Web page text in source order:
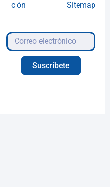
ción
Sitemap
Suscríbete